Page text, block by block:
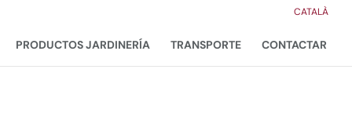
CATALÀ
PRODUCTOS JARDINERÍA TRANSPORTE CONTACTAR